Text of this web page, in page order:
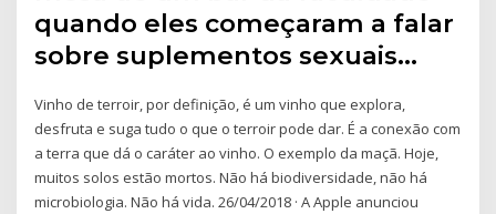
quando eles começaram a falar
sobre suplementos sexuais…
Vinho de terroir, por definição, é um vinho que explora,
desfruta e suga tudo o que o terroir pode dar. É a conexão com
a terra que dá o caráter ao vinho. O exemplo da maçã. Hoje,
muitos solos estão mortos. Não há biodiversidade, não há
microbiologia. Não há vida. 26/04/2018 · A Apple anunciou